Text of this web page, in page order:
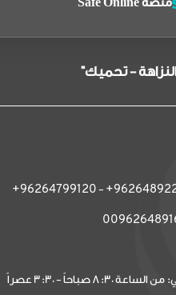
منصة Safe Online
- تحميك"
-
96264799120+
صباحاً - 3:30 عصراً